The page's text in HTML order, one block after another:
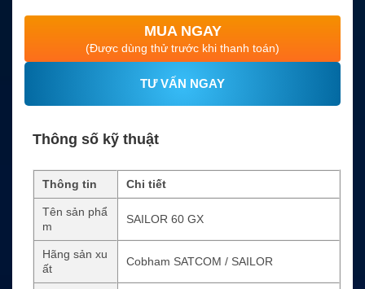
MUA NGAY
(Được dùng thử trước khi thanh toán)
TƯ VẤN NGAY
Thông số kỹ thuật
Thông tin Chi tiết
Tên sản phẩ
m
SAILOR 60 GX
Hãng sản xu
ất
Cobham SATCOM / SAILOR